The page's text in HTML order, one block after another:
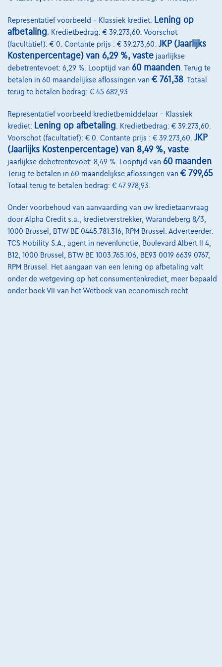
Renault Arkana
1.6 Hybrid 145cv Rouge 09/22 60149km Airco GPS USB
09/2022
60.152 km Hybride Automaat 69 kW ( 94 PK )
€23.250 1
Vanaf€446,14/maandmet een laatste
maandaflossing van
€6.258,64
Ontdek het volledige cijfervoorbeeld
6140 Fontaine-L'eveque,GSL Motors
Vergelijk
Bekijk wagen
Representatief voorbeeld – Klassiek krediet: Lening op
afbetaling . Kredietbedrag: € 39.273,60. Voorschot
(facultatief): € 0. Contante prijs : € 39.273,60. JKP (Jaarlijks
Kostenpercentage) van 6,29 %, vaste jaarlijkse
debetrentevoet: 6,29 %. Looptijd van 60 maanden . Terug te
betalen in 60 maandelijkse aflossingen van € 761,38 . Totaal
terug te betalen bedrag: € 45.682,93.
Representatief voorbeeld kredietbemiddelaar – Klassiek
krediet: Lening op afbetaling . Kredietbedrag: € 39.273,60.
Voorschot (facultatief): € 0. Contante prijs : € 39.273,60. JKP
(Jaarlijks Kostenpercentage) van 8,49 %, vaste
jaarlijkse debetrentevoet: 8,49 %. Looptijd van 60 maanden
Terug te betalen in 60 maandelijkse aflossingen van € 799,65.
Totaal terug te betalen bedrag: € 47.978,93.
Onder voorbehoud van aanvaarding van uw kredietaanvraag
door Alpha Credit s.a., kredietverstrekker, Warandeberg 8/3,
1000 Brussel, BTW BE 0445.781.316, RPM Brussel. Adverteerder:
TCS Mobility S.A., agent in nevenfunctie, Boulevard Albert II 4,
B12, 1000 Brussel, BTW BE 1003.765.106, BE93 0019 6639 0767,
RPM Brussel. Het aangaan van een lening op afbetaling valt
onder de wetgeving op het consumentenkrediet, meer bepaald
onder boek VII van het Wetboek van economisch recht.